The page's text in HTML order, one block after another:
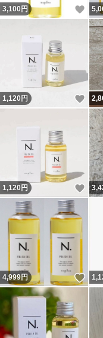
3,100 円 い
1,120 円 い
1,120 円 い
4,999円 い